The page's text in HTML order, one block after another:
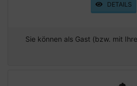
DETAILS
Sie können als Gast (bzw. mit